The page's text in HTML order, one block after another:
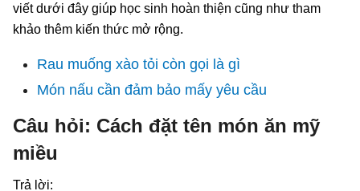
viết dưới đây giúp học sinh hoàn thiện cũng như tham
khảo thêm kiến thức mở rộng.
Rau muống xào tỏi còn gọi là gì
Món nấu cần đảm bảo mấy yêu cầu
Câu hỏi: Cách đặt tên món ăn mỹ
miều
Trả lời: